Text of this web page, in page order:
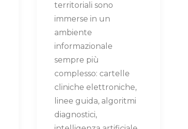
territoriali sono
immerse in un
ambiente
informazionale
sempre più
complesso: cartelle
cliniche elettroniche,
linee guida, algoritmi
diagnostici,